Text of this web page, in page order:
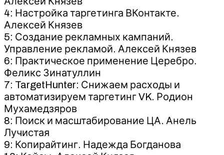
4: Настройка таргетинга ВКонтакте.
Алексей Князев
5: Создание рекламных кампаний.
Управление рекламой. Алексей Князев
6: Практическое применение Церебро.
Феликс Зинатуллин
7: TargetHunter: Снижаем расходы и
автоматизируем таргетинг VK. Родион
Мухамедзяров
8: Поиск и масштабирование ЦА. Анель
Лучистая
9: Копирайтинг. Надежда Богданова